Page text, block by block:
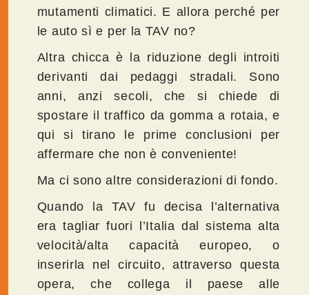
mutamenti climatici. E allora perché per
le auto sì e per la TAV no?
Altra chicca è la riduzione degli introiti
derivanti dai pedaggi stradali. Sono
anni, anzi secoli, che si chiede di
spostare il traffico da gomma a rotaia, e
qui si tirano le prime conclusioni per
affermare che non è conveniente!
Ma ci sono altre considerazioni di fondo.
Quando la TAV fu decisa l’alternativa
era tagliar fuori l’Italia dal sistema alta
velocità/alta capacità europeo, o
inserirla nel circuito, attraverso questa
opera, che collega il paese alle